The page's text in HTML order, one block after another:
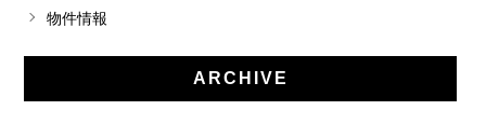
物件情報
ARCHIVE